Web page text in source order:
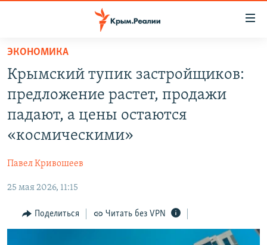
Вернуться
основному
содержанию
Вернутся
главной
Вернутся
СПЕЦПРОЕКТЫ
ВОДА
ИНТЕРАКТИВ
ИНФОГРАФИКА
ТЕЛЕПРОЕКТ КРЫМ.РЕАЛИИ
РАДІО СВОБОДА
КАК ОБОЙТИ БЛОКИРОВКУ
ЭКОНОМИКА
Крымский тупик застройщиков:
предложение растет, продажи
падают, а цены остаются
«космическими»
Павел Кривошеев
25 мая 2026, 11:15
Поделиться Читать без VPN